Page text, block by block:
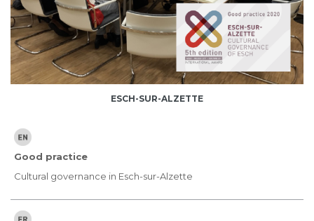
ESCH-SUR-ALZETTE
Good practice
Cultural governance in Esch-sur-Alzette